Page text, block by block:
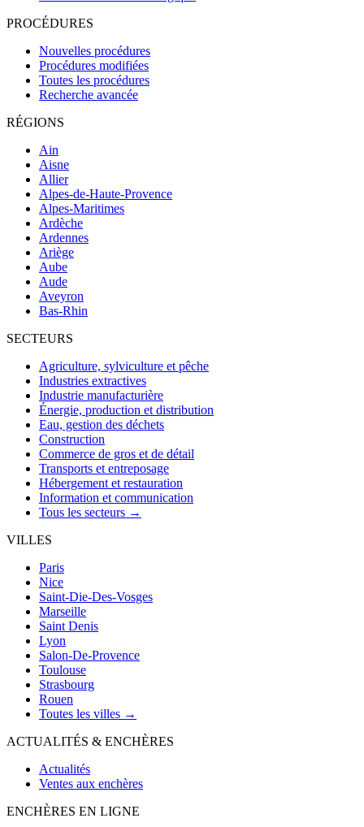
PROCÉDURES
Nouvelles procédures
Procédures modifiées
Toutes les procédures
Recherche avancée
RÉGIONS
Ain
Aisne
Allier
Alpes-de-Haute-Provence
Alpes-Maritimes
Ardèche
Ardennes
Ariège
Aube
Aude
Aveyron
Bas-Rhin
SECTEURS
Agriculture, sylviculture et pêche
Industries extractives
Industrie manufacturière
Énergie, production et distribution
Eau, gestion des déchets
Construction
Commerce de gros et de détail
Transports et entreposage
Hébergement et restauration
Information et communication
Tous les secteurs →
VILLES
Paris
Nice
Saint-Die-Des-Vosges
Marseille
Saint Denis
Lyon
Salon-De-Provence
Toulouse
Strasbourg
Rouen
Toutes les villes →
ACTUALITÉS & ENCHÈRES
Actualités
Ventes aux enchères
ENCHÈRES EN LIGNE